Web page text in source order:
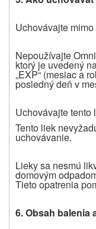
Uchovávajte
Nepoužívajte
ktorý je uvedený
„EXP“ (mesiac a
posledný deň v
Uchovávajte tento
Tento liek
uchovávanie.
Lieky sa nesmú
domovým
Tieto opatrenia
6.Obsah balenia